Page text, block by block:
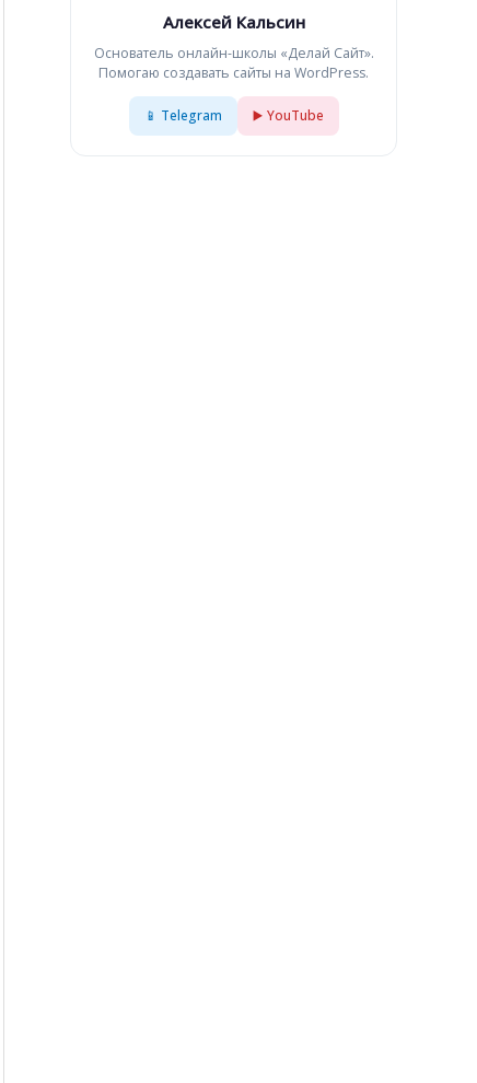
Алексей Кальсин
Основатель онлайн-школы «Делай Сайт».
Помогаю создавать сайты на WordPress.
📱 Telegram ▶️ YouTube